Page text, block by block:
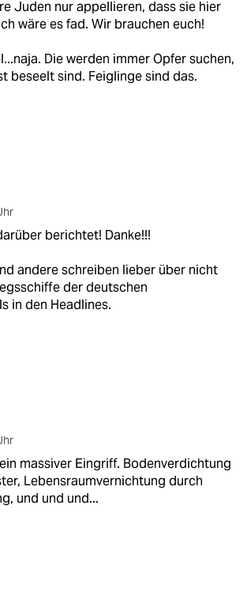
Juden nur appellieren, dass sie hier
wäre es fad. Wir brauchen euch!
Die werden immer Opfer suchen,
beseelt sind. Feiglinge sind das.
berichtet! Danke!!!
andere schreiben lieber über nicht
der deutschen
in den Headlines.
massiver Eingriff. Bodenverdichtung
Lebensraumvernichtung durch
und und und...